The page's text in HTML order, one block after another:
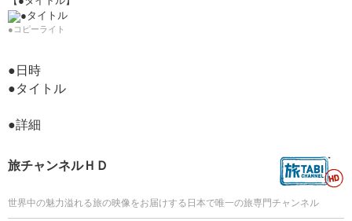
●コピーライト
●日時
●タイトル
●詳細
旅チャンネルＨＤ
世界中の魅力溢れる旅の映像をお届けする日本で唯一の旅専門チャンネル